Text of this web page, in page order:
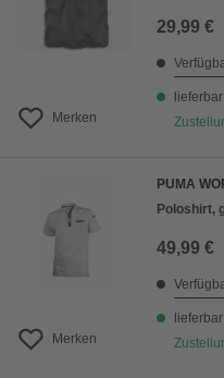
Merken
29,99 €
lieferbar
Merken
PUMA
Poloshirt,
49,99 €
lieferbar